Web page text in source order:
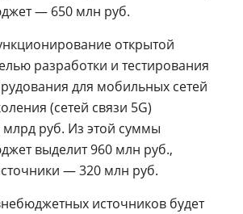
— 650 млн руб.
открытой
разработки и тестирования
для мобильных сетей
(сетей связи 5G)
млрд руб. Из этой суммы
выделит 960 млн руб.,
— 320 млн руб.
источников будет